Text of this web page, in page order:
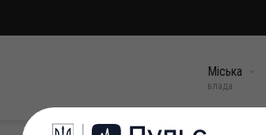
Міська
влада